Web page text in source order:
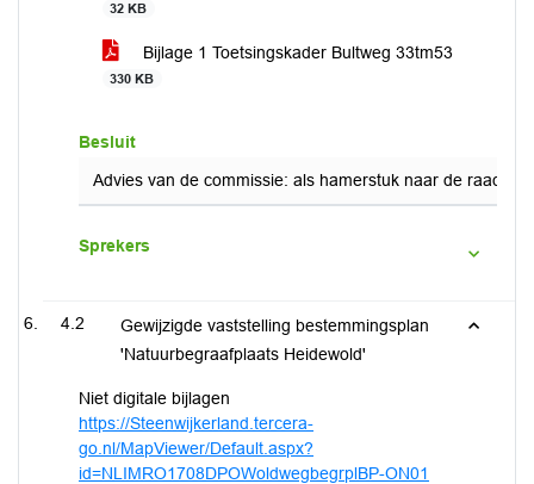
32 KB
Bijlage 1 Toetsingskader Bultweg 33tm53
330 KB
Besluit
Advies van de commissie: als hamerstuk naar de raad.
Sprekers
4.2
Gewijzigde vaststelling bestemmingsplan
'Natuurbegraafplaats Heidewold'
Niet digitale bijlagen
https://Steenwijkerland.tercera-
go.nl/MapViewer/Default.aspx?
id=NLIMRO1708DPOWoldwegbegrplBP-ON01